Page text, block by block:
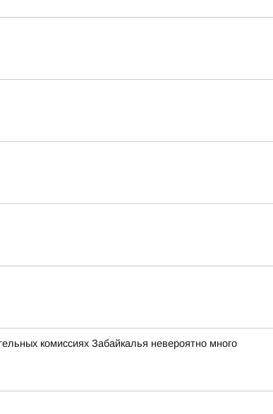
комиссиях Забайкалья невероятно много